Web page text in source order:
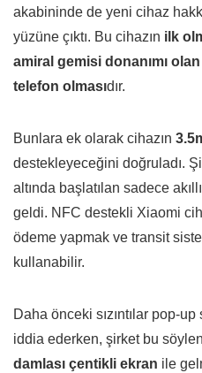
akabininde de yeni cihaz
yüzüne çıktı. Bu cihazın ilk
amiral gemisi donanımı olan
telefon olmasıdır.
Bunlara ek olarak cihazın
destekleyeceğini doğruladı.
altında başlatılan sadece
geldi. NFC destekli Xiaomi
ödeme yapmak ve transit
kullanabilir.
Daha önceki sızıntılar pop-
iddia ederken, şirket bu
damlası çentikli ekran ile